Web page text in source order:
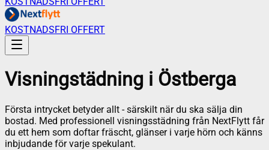
KOSTNADSFRI OFFERT
Visningstädning i Östberga
Första intrycket betyder allt - särskilt när du ska sälja din
bostad. Med professionell visningsstädning från NextFlytt får
du ett hem som doftar fräscht, glänser i varje hörn och känns
inbjudande för varje spekulant.